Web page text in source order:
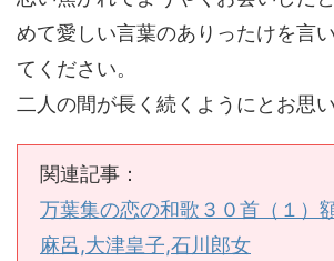
めて愛しい言葉のありったけを言
てください。
二人の間が長く続くようにとお思
関連記事：
万葉集の恋の和歌３０首（１）
麻呂,大津皇子,石川郎女